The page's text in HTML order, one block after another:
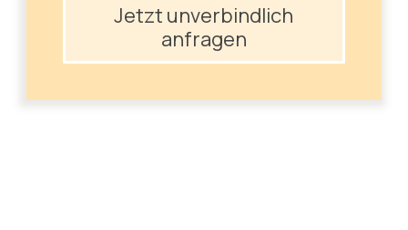
Jetzt unverbindlich
anfragen